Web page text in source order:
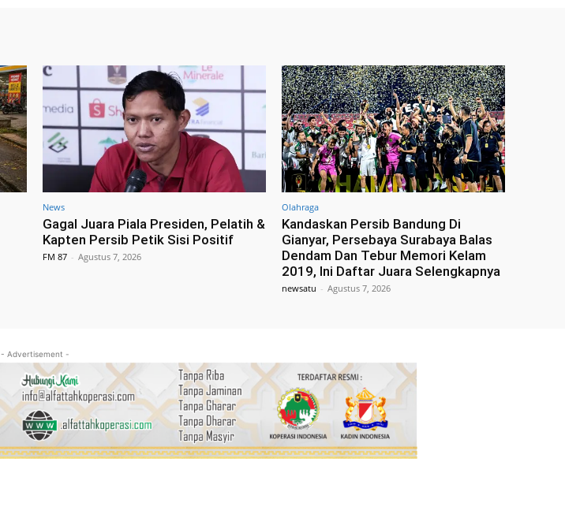
News
Gagal Juara Piala Presiden, Pelatih &
Kapten Persib Petik Sisi Positif
FM 87 - Agustus 7, 2026
Olahraga
Kandaskan Persib Bandung Di
Gianyar, Persebaya Surabaya Balas
Dendam Dan Tebur Memori Kelam
2019, Ini Daftar Juara Selengkapnya
newsatu - Agustus 7, 2026
- Advertisement -